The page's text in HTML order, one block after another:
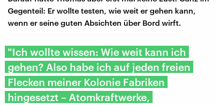
Gegenteil: Er wollte testen, wie weit er gehen kann,
wenn er seine guten Absichten über Bord wirft.
"Ich wollte wissen: Wie weit kann ich
gehen? Also habe ich auf jeden freien
Flecken meiner Kolonie Fabriken
hingesetzt – Atomkraftwerke,